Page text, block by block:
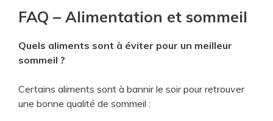
FAQ – Alimentation et sommeil
Quels aliments sont à éviter pour un meilleur
sommeil ?
Certains aliments sont à bannir le soir pour retrouver
une bonne qualité de sommeil :